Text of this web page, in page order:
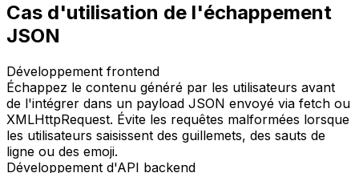
Cas d'utilisation de l'échappement
JSON
Développement frontend
Échappez le contenu généré par les utilisateurs avant
de l'intégrer dans un payload JSON envoyé via fetch ou
XMLHttpRequest. Évite les requêtes malformées lorsque
les utilisateurs saisissent des guillemets, des sauts de
ligne ou des emoji.
Développement d'API backend